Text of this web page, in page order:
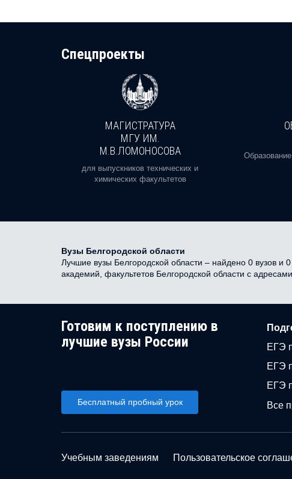
Cпецпроекты
МАГИСТРАТУРА
МГУ ИМ.
М.В.ЛОМОНОСОВА
для выпускников технических и
химических факультетов
Вузы Белгородской области
Лучшие вузы Белгородской области – найдено 0 вузов и
академий, факультетов Белгородской области с
Готовим к поступлению в
лучшие вузы России
Бесплатный пробный урок
ЕГЭ
ЕГЭ
ЕГЭ
Все
Учебным заведениям Пользовательское